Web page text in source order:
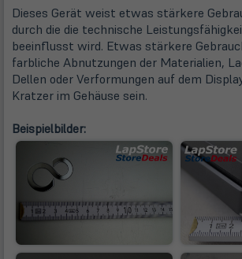
Dieses Gerät weist etwas stärkere
durch die die technische
beeinflusst wird. Etwas stärkere
farbliche Abnutzungen der Materialien,
Dellen oder Verformungen auf dem
Kratzer im Gehäuse sein.
Beispielbilder: